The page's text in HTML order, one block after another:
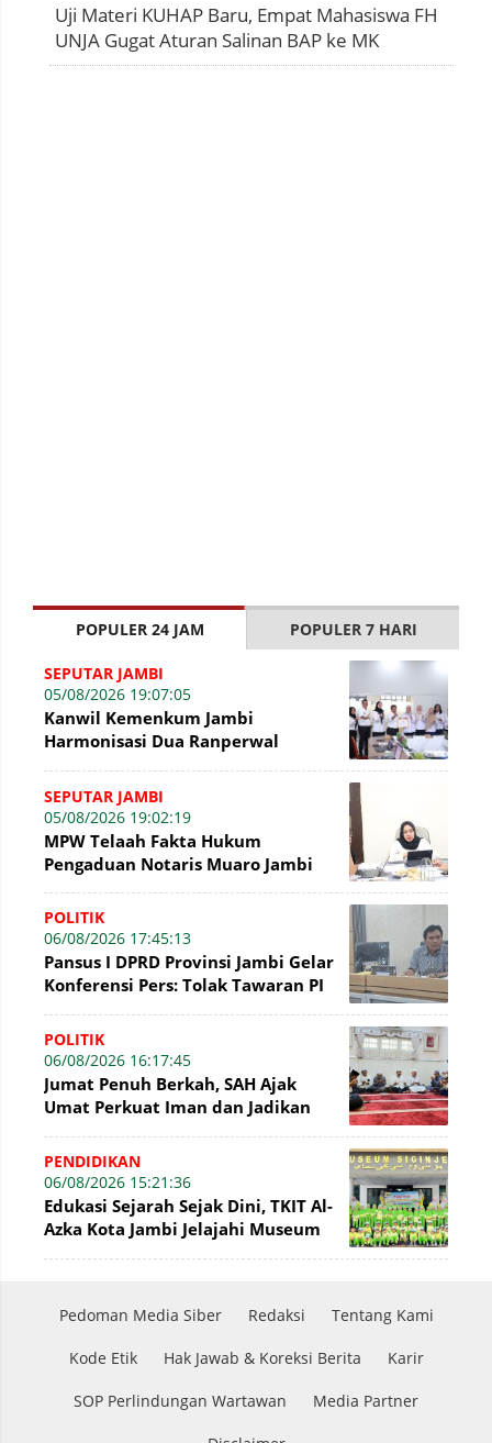
Uji Materi KUHAP Baru, Empat Mahasiswa FH
UNJA Gugat Aturan Salinan BAP ke MK
POPULER 24 JAM POPULER 7 HARI
SEPUTAR JAMBI
05/08/2026 19:07:05
Kanwil Kemenkum Jambi
Harmonisasi Dua Ranperwal
SEPUTAR JAMBI
05/08/2026 19:02:19
MPW Telaah Fakta Hukum
Pengaduan Notaris Muaro Jambi
POLITIK
06/08/2026 17:45:13
Pansus I DPRD Provinsi Jambi Gelar
Konferensi Pers: Tolak Tawaran PI
POLITIK
06/08/2026 16:17:45
Jumat Penuh Berkah, SAH Ajak
Umat Perkuat Iman dan Jadikan
Membangun Bangsa
PENDIDIKAN
06/08/2026 15:21:36
Edukasi Sejarah Sejak Dini, TKIT Al-
Azka Kota Jambi Jelajahi Museum
Pedoman Media Siber Redaksi Tentang Kami
Kode Etik Hak Jawab & Koreksi Berita Karir
SOP Perlindungan Wartawan Media Partner